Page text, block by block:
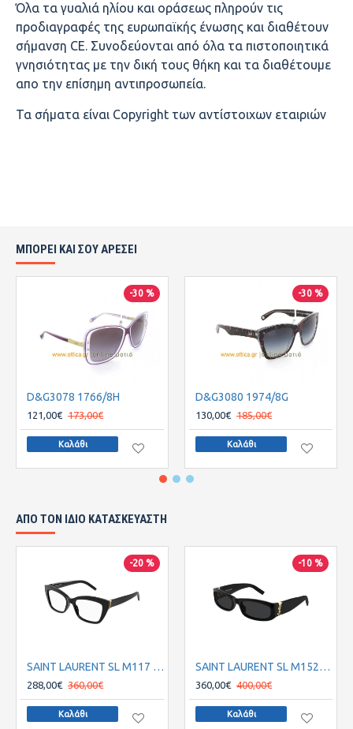
Όλα τα γυαλιά ηλίου και οράσεως πληρούν τις
προδιαγραφές της ευρωπαϊκής ένωσης και διαθέτουν
σήμανση CE. Συνοδεύονται από όλα τα πιστοποιητικά
γνησιότητας με την δική τους θήκη και τα διαθέτουμε
απο την επίσημη αντιπροσωπεία.
Τα σήματα είναι Copyright των αντίστοιχων εταιριών
ΜΠΟΡΕΙ ΚΑΙ ΣΟΥ ΑΡΕΣΕΙ
-30 %
D&G3078 1766/8H
121,00€ 173,00€
Καλάθι
-30 %
D&G3080 1974/8G
130,00€ 185,00€
Καλάθι
ΑΠΌ ΤΟΝ ΊΔΙΟ ΚΑΤΑΣΚΕΥΑΣΤΉ
-20 %
SAINT LAURENT SL M117 001
288,00€ 360,00€
Καλάθι
-10 %
SAINT LAURENT SL M152S 001 55
360,00€ 400,00€
Καλάθι